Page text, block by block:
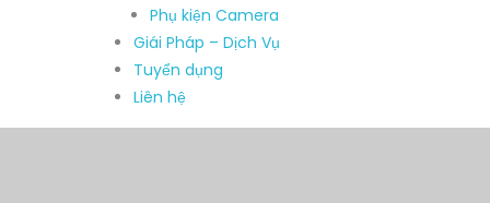
Phụ kiện Camera
Giái Pháp – Dịch Vụ
Tuyển dụng
Liên hệ